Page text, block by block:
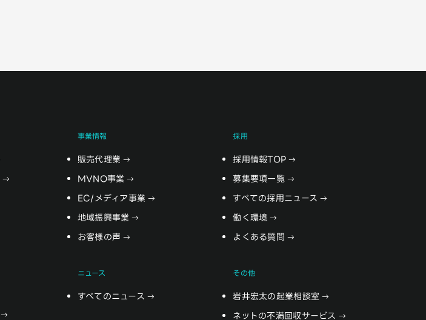
事業情報
販売代理業
MVNO事業
EC/メディア事業
地域振興事業
お客様の声
ニュース
すべてのニュース
採用
採用情報TOP
募集要項一覧
すべての採用ニュース
働く環境
よくある質問
その他
岩井宏太の起業相談室
ネットの不満回収サービス